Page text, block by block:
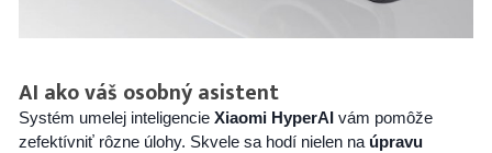
AI ako váš osobný asistent
Systém umelej inteligencie Xiaomi HyperAI vám pomôže
zefektívniť rôzne úlohy. Skvele sa hodí nielen na úpravu